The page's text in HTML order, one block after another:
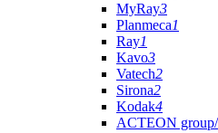
MyRay3
Planmeca1
Ray1
Kavo3
Vatech2
Sirona2
Kodak4
ACTEON